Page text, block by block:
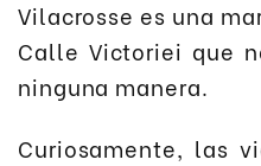
Vilacrosse es una
Calle Victoriei que
ninguna manera.
Curiosamente, las